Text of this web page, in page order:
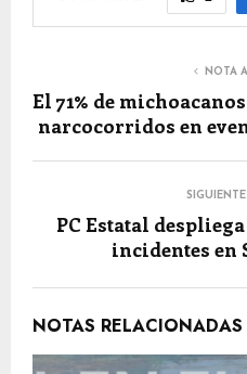
NOTA
El 71% de
narcocorridos en
PC Estatal
incidentes en
NOTAS RELACIONADAS